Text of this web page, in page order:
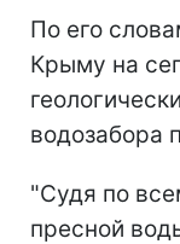
По его
Крыму на
водозабора
"Судя по
пресной